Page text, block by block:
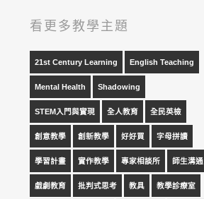
看更多教學主題
21st Century Learning English Teaching
Mental Health Shadowing
STEM入門與實現 全人教育 全民英檢
創意教學 創新教學 好好買 字母拼讀
學習計畫 實作教學 專家相談所 師生溝通
戲劇教育 批判式思考 教具 教學診療室